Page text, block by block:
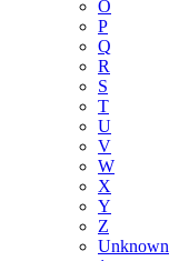
O
P
Q
R
S
T
U
V
W
X
Y
Z
Unknown